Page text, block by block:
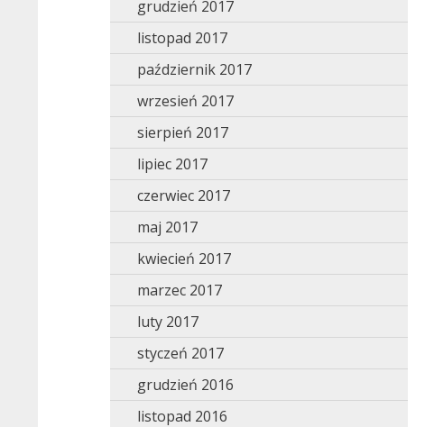
grudzień 2017
listopad 2017
październik 2017
wrzesień 2017
sierpień 2017
lipiec 2017
czerwiec 2017
maj 2017
kwiecień 2017
marzec 2017
luty 2017
styczeń 2017
grudzień 2016
listopad 2016